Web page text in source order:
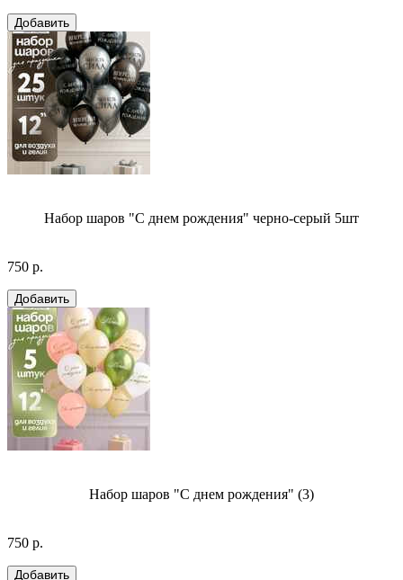
Набор шаров "С днем рождения" черно-серый 5шт
750 р.
Набор шаров "С днем рождения" (3)
750 р.